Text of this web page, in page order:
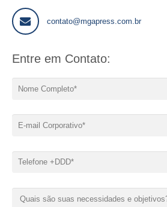
contato@mgapress.com.br
Entre em Contato: